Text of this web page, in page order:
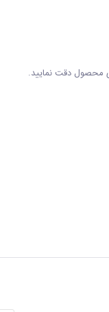
محصول دقت نمایید.